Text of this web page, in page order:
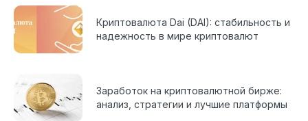
Криптовалюта Dai (DAI): стабильность и
надежность в мире криптовалют
Заработок на криптовалютной бирже:
анализ, стратегии и лучшие платформы